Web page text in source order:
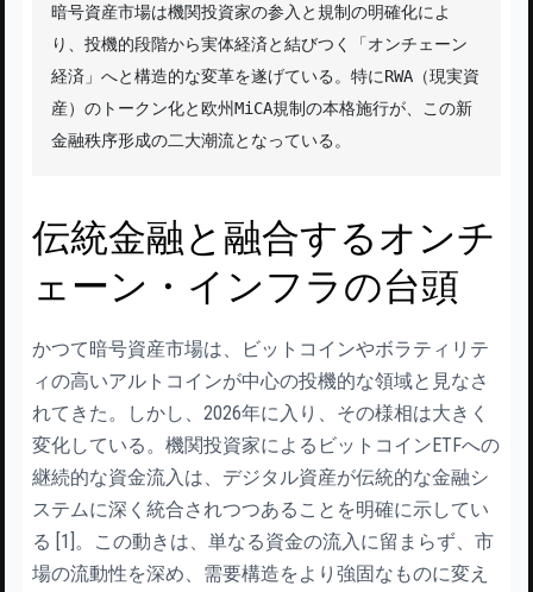
暗号資産市場は機関投資家の参入と規制の明確化によ
り、投機的段階から実体経済と結びつく「オンチェーン
経済」へと構造的な変革を遂げている。特にRWA（現実資
産）のトークン化と欧州MiCA規制の本格施行が、この新
金融秩序形成の二大潮流となっている。
伝統金融と融合するオンチ
ェーン・インフラの台頭
かつて暗号資産市場は、ビットコインやボラティリテ
ィの高いアルトコインが中心の投機的な領域と見なさ
れてきた。しかし、2026年に入り、その様相は大きく
変化している。機関投資家によるビットコインETFへの
継続的な資金流入は、デジタル資産が伝統的な金融シ
ステムに深く統合されつつあることを明確に示してい
る [1]。この動きは、単なる資金の流入に留まらず、市
場の流動性を深め、需要構造をより強固なものに変え